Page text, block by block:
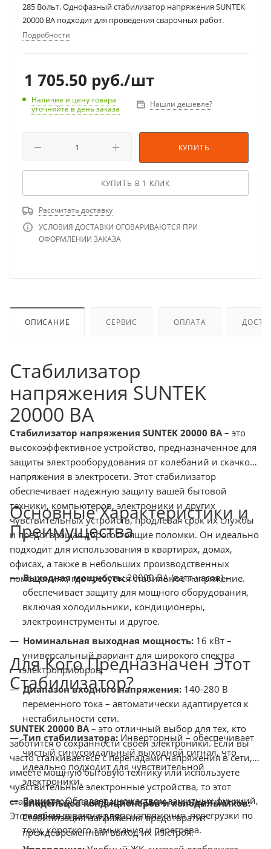
285 Вольт. Однофазный стабилизатор напряжения SUNTEK
20000 ВА подходит для проведения сварочных работ.
Подробности
1 705.50 руб./шт
Наличие и цену товара
уточняйте в день заказа
Нашли дешевле?
КУПИТЬ
КУПИТЬ В 1 КЛИК
Рассчитать доставку
УСЛОВИЯ ДОСТАВКИ ОГОВАРИВАЮТСЯ ПРИ
ОФОРМЛЕНИИ ЗАКАЗА
ОПИСАНИЕ СЕРВИС ОПЛАТА
Стабилизатор
напряжения SUNTEK
20000 ВА
Стабилизатор напряжения SUNTEK 20000 ВА– это
высокоэффективное устройство, предназначенное для
защиты электрооборудования от колебаний и скачков
напряжения в электросети. Этот стабилизатор
обеспечивает надежную защиту вашей бытовой
техники, компьютеров, электроники и других
чувствительных устройств, продлевая срок их службы
и предотвращая дорогостоящие поломки. Он идеально
подходит для использования в квартирах, домах,
офисах, а также в небольших производственных
помещениях, где требуется стабильное напряжение.
Основные Характеристики и
Преимущества
Выходная мощность:20000 ВА (ватт-часов) –
обеспечивает защиту для мощного оборудования,
включая холодильники, кондиционеры,
электроинструменты и другое.
Номинальная выходная мощность: 16 кВт –
универсальный вариант для широкого спектра
электроприборов.
Диапазон входного напряжения: 140-280 В
переменного тока – автоматически адаптируется к
нестабильности сети.
Тип стабилизатора: Инверторный – обеспечивает
чистый синусоидальный выходной сигнал, что
идеально подходит для чувствительной
электроники.
Защита:Обладает множеством защитных функций,
включая защиту от перенапряжения, перегрузки по
току, короткого замыкания и перегрева.
Для Кого Предназначен Этот
Стабилизатор?
SUNTEK 20000 ВА– это отличный выбор для тех, кто
заботится о сохранности своей электроники. Если вы
часто сталкиваетесь с перепадами напряжения в сети,
имеете мощную бытовую технику или используете
чувствительные электронные устройства, то этот
стабилизатор станет вашим надежным защитником.
Это особенно важно для:
Владельцев кондиционеров и холодильников:
Стабилизация напряжения предотвратит
преждевременный выход их из строя.